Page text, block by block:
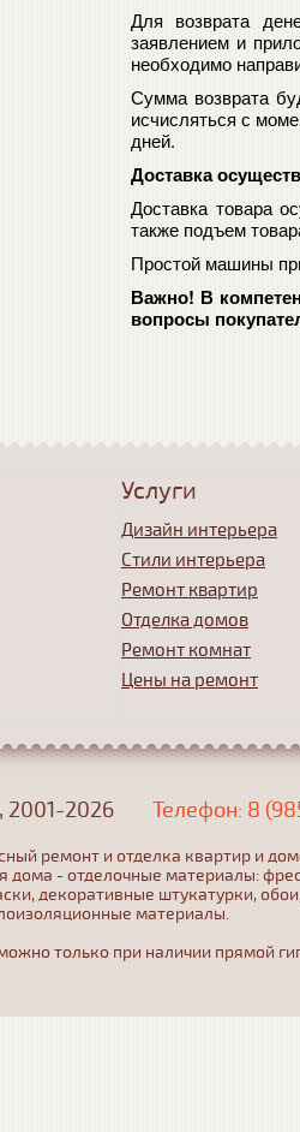
Для возврата
заявлением и
необходимо
Сумма возврата
исчисляться с
дней.
Доставка
Доставка товара
также подъем
Простой машины
Важно! В
вопросы
Услуги
Дизайн интерьера
Стили интерьера
Ремонт квартир
Отделка домов
Ремонт комнат
Цены на ремонт
2026 Телефон: 8
ремонт и отделка квартир и
дома - отделочные материалы:
декоративные штукатурки,
материалы.
только при наличии прямой